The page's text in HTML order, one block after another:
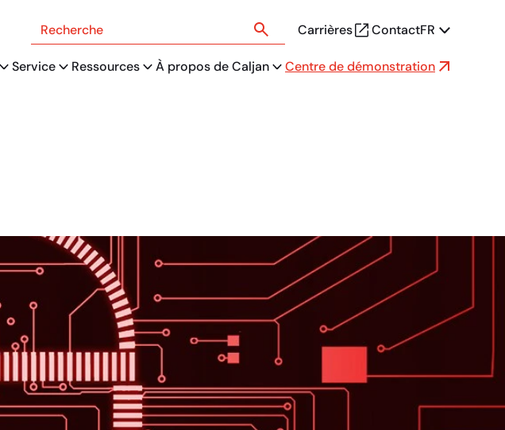
Recherche Carrières ContactFR
Service Ressources À propos de Caljan Centre de démonstration